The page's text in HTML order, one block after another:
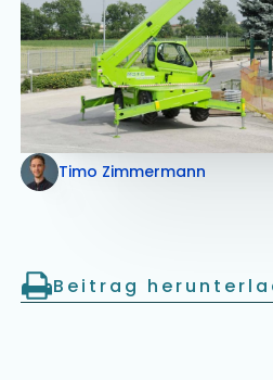
Timo Zimmermann
Beitrag